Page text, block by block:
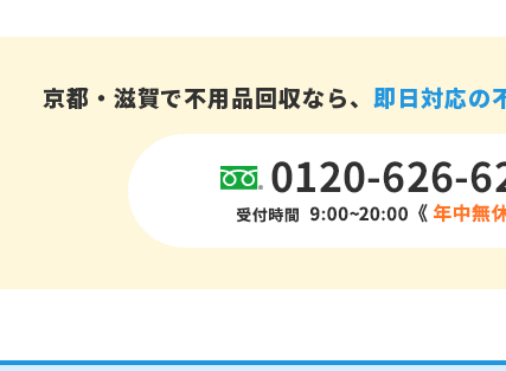
京都・滋賀で不用品回収なら、即日対応の